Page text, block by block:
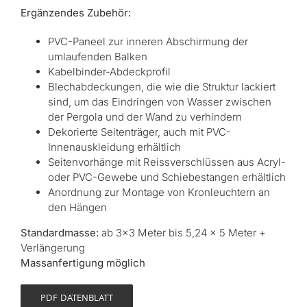
Ergänzendes Zubehör:
PVC-Paneel zur inneren Abschirmung der
umlaufenden Balken
Kabelbinder-Abdeckprofil
Blechabdeckungen, die wie die Struktur lackiert
sind, um das Eindringen von Wasser zwischen
der Pergola und der Wand zu verhindern
Dekorierte Seitenträger, auch mit PVC-
Innenauskleidung erhältlich
Seitenvorhänge mit Reissverschlüssen aus Acryl-
oder PVC-Gewebe und Schiebestangen erhältlich
Anordnung zur Montage von Kronleuchtern an
den Hängen
Standardmasse: ab 3×3 Meter bis 5,24 × 5 Meter +
Verlängerung
Massanfertigung möglich
PDF DATENBLATT